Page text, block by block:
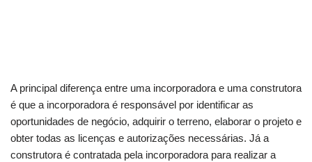
A principal diferença entre uma incorporadora e uma construtora
é que a incorporadora é responsável por identificar as
oportunidades de negócio, adquirir o terreno, elaborar o projeto e
obter todas as licenças e autorizações necessárias. Já a
construtora é contratada pela incorporadora para realizar a